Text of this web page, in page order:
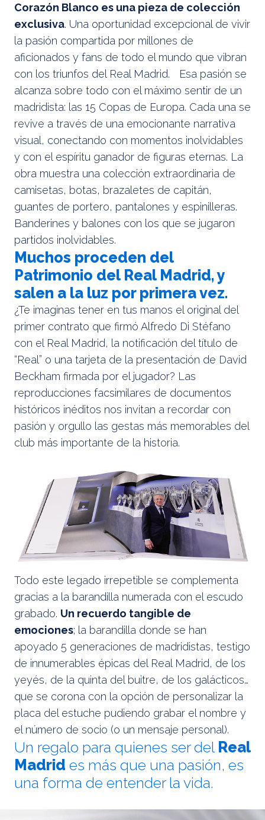
Corazón Blanco es una pieza de colección
exclusiva. Una oportunidad excepcional de vivir
la pasión compartida por millones de
aficionados y fans de todo el mundo que vibran
con los triunfos del Real Madrid. Esa pasión se
alcanza sobre todo con el máximo sentir de un
madridista: las 15 Copas de Europa. Cada una se
revive a través de una emocionante narrativa
visual, conectando con momentos inolvidables
y con el espíritu ganador de figuras eternas. La
obra muestra una colección extraordinaria de
camisetas, botas, brazaletes de capitán,
guantes de portero, pantalones y espinilleras.
Banderines y balones con los que se jugaron
partidos inolvidables.
Muchos proceden del
Patrimonio del Real Madrid, y
salen a la luz por primera vez.
¿Te imaginas tener en tus manos el original del
primer contrato que firmó Alfredo Di Stéfano
con el Real Madrid, la notificación del título de
“Real” o una tarjeta de la presentación de David
Beckham firmada por el jugador? Las
reproducciones facsimilares de documentos
históricos inéditos nos invitan a recordar con
pasión y orgullo las gestas más memorables del
club más importante de la historia.
Todo este legado irrepetible se complementa
gracias a la barandilla numerada con el escudo
grabado. Un recuerdo tangible de
emociones; la barandilla donde se han
apoyado 5 generaciones de madridistas, testigo
de innumerables épicas del Real Madrid, de los
yeyés, de la quinta del buitre, de los galácticos…
que se corona con la opción de personalizar la
placa del estuche pudiendo grabar el nombre y
el número de socio (o un mensaje personal).
Un regalo para quienes ser del Real
Madrid es más que una pasión, es
una forma de entender la vida.